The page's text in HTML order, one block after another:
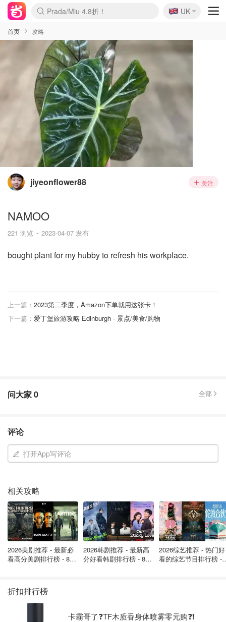
Prada/Miu 4.8折！
🇬🇧
UK
首页 攻略
jiyeonflower88 关注
NAMOO
221 浏览 2023-04-07 发布
bought plant for my hubby to refresh his workplace.
上一篇： 2023第二季度，Amazon下单就用这张卡！
下一篇： 爱丁堡旅游攻略 Edinburgh - 景点/美食/购物
问大家0 全部
评论
打开App写评论
相关攻略
2026美剧推荐 - 最新必
看高分美剧排行榜 - 8月
2026韩剧推荐 - 最新高
分好看韩剧排行榜 - 8月
2026综艺推荐 - 热门好
看的综艺节目排行榜 -
折扣排行榜
卡霸哥了❓TF木质香身体喷雾零元购❓❗